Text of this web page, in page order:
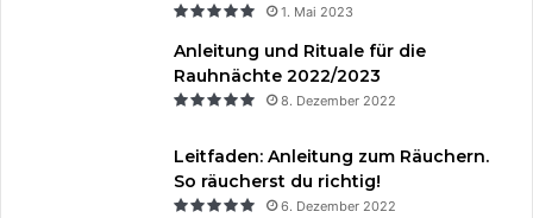
1. Mai 2023
Anleitung und Rituale für die
Rauhnächte 2022/2023
8. Dezember 2022
Leitfaden: Anleitung zum Räuchern.
So räucherst du richtig!
6. Dezember 2022